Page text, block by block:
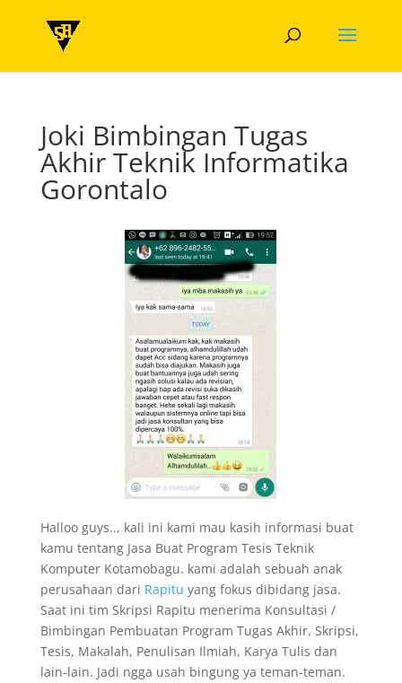
Joki Bimbingan Tugas
Akhir Teknik Informatika
Gorontalo
Halloo guys.., kali ini kami mau kasih informasi buat
kamu tentang Jasa Buat Program Tesis Teknik
Komputer Kotamobagu. kami adalah sebuah anak
perusahaan dari Rapitu yang fokus dibidang jasa.
Saat ini tim Skripsi Rapitu menerima Konsultasi /
Bimbingan Pembuatan Program Tugas Akhir, Skripsi,
Tesis, Makalah, Penulisan Ilmiah, Karya Tulis dan
lain-lain. Jadi ngga usah bingung ya teman-teman.